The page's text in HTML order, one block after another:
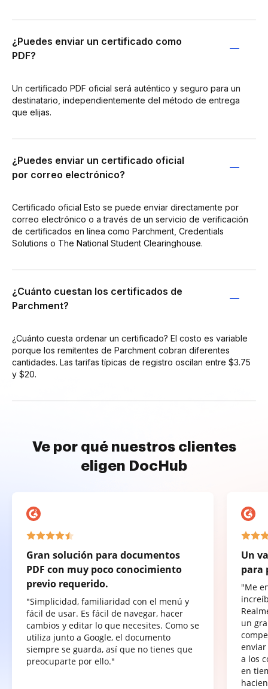
¿Puedes enviar un certificado como
PDF?
Un certificado PDF oficial será auténtico y seguro para un
destinatario, independientemente del método de entrega
que elijas.
¿Puedes enviar un certificado oficial
por correo electrónico?
Certificado oficial Esto se puede enviar directamente por
correo electrónico o a través de un servicio de verificación
de certificados en línea como Parchment, Credentials
Solutions o The National Student Clearinghouse.
¿Cuánto cuestan los certificados de
Parchment?
¿Cuánto cuesta ordenar un certificado? El costo es variable
porque los remitentes de Parchment cobran diferentes
cantidades. Las tarifas típicas de registro oscilan entre $3.75
y $20.
Ve por qué nuestros clientes
eligen DocHub
Gran solución para documentos
PDF con muy poco conocimiento
previo requerido.
"Simplicidad, familiaridad con el menú y
fácil de usar. Es fácil de navegar, hacer
cambios y editar lo que necesites. Como se
utiliza junto a Google, el documento
siempre se guarda, así que no tienes que
preocuparte por ello."
Un
para
"Me
un
a los
en